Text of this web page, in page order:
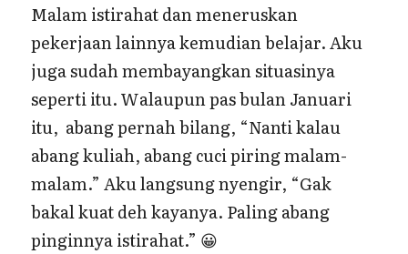
Malam istirahat dan meneruskan
pekerjaan lainnya kemudian belajar. Aku
juga sudah membayangkan situasinya
seperti itu. Walaupun pas bulan Januari
itu, abang pernah bilang, “Nanti kalau
abang kuliah, abang cuci piring malam-
malam.” Aku langsung nyengir, “Gak
bakal kuat deh kayanya. Paling abang
pinginnya istirahat.” 😀